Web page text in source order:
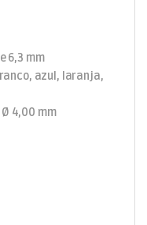
6,3 mm
azul, laranja,
4,00 mm